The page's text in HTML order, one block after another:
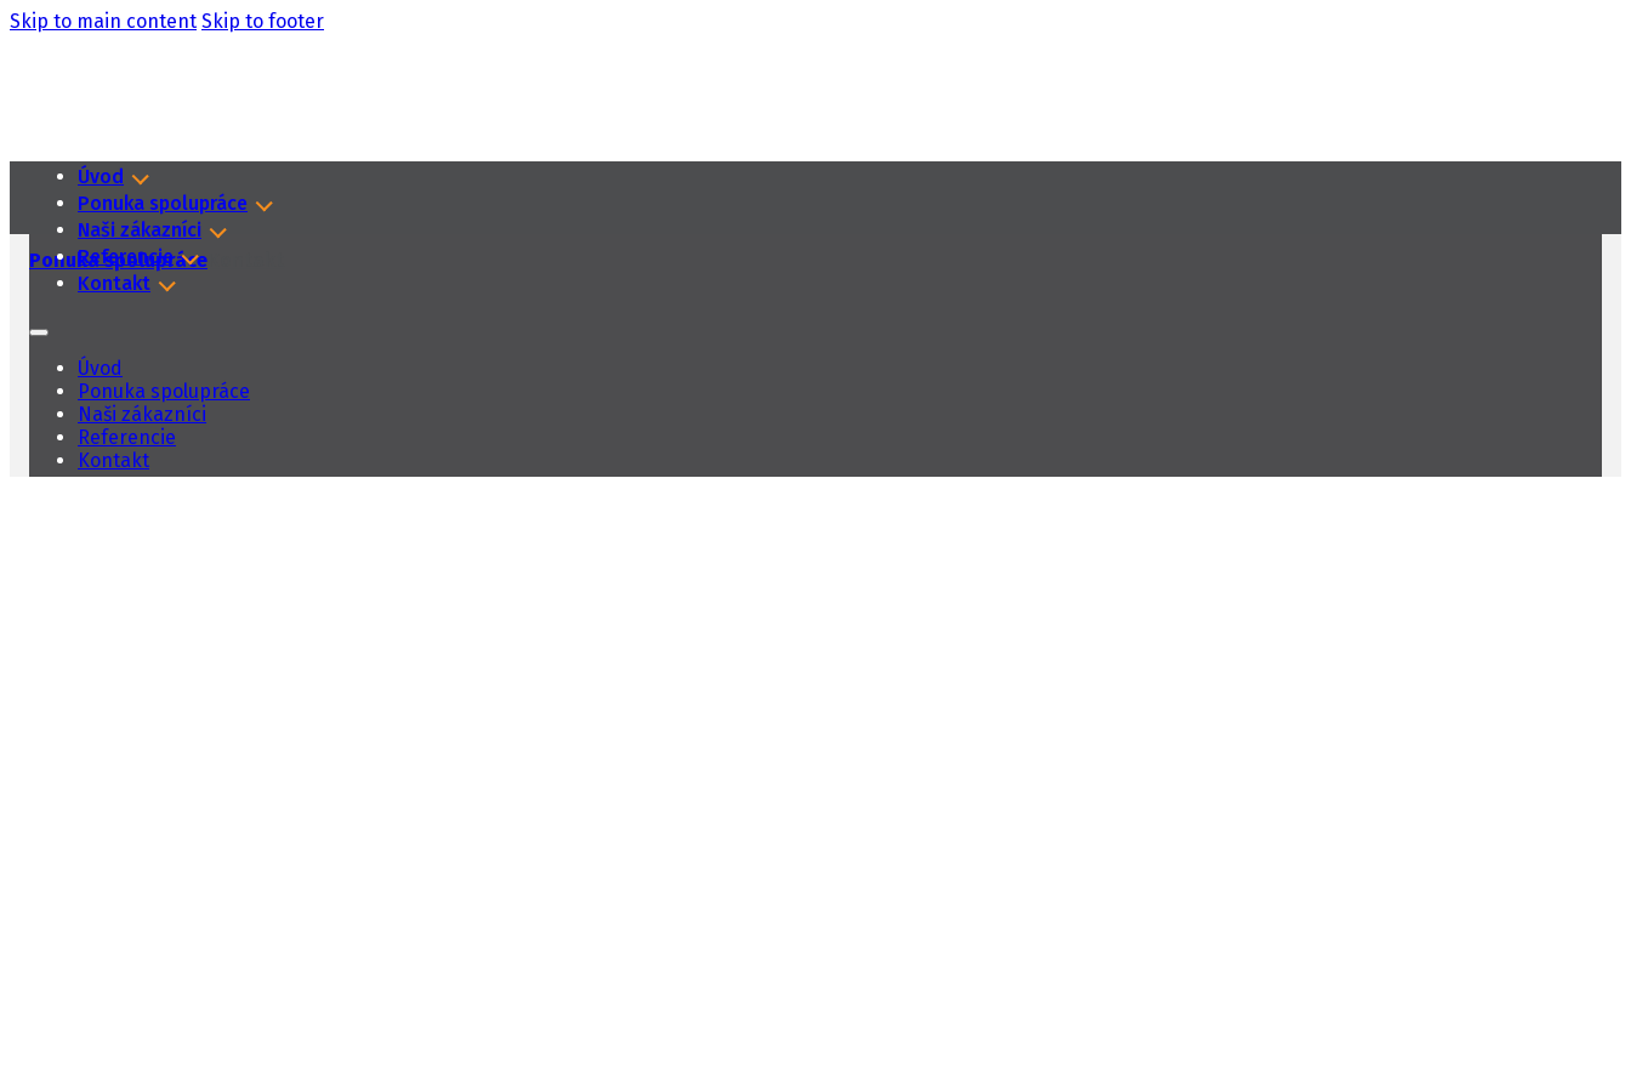
Skip to main content Skip to footer
Ponuka spolupráce
Úvod
Ponuka spolupráce
Naši zákazníci
Referencie
Kontakt
Úvod
Ponuka spolupráce
Naši zákazníci
Referencie
Kontakt